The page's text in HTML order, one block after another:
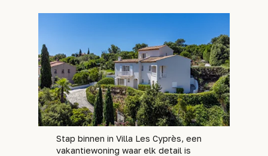
Stap binnen in Villa Les Cyprès, een
vakantiewoning waar elk detail is